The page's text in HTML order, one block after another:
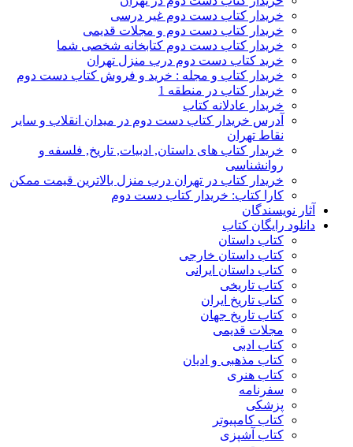
خریدار کتاب دست دوم غیر درسی
خریدار کتاب دست دوم و مجلات قدیمی
خریدار کتاب دست دوم کتابخانه شخصی شما
خرید کتاب دست دوم درب منزل تهران
خریدار کتاب و مجله : خرید و فروش کتاب دست دوم
خریدار کتاب در منطقه 1
خریدار عادلانه کتاب
آدرس خریدار کتاب دست دوم در میدان انقلاب و سایر
نقاط تهران
خریدار کتاب های داستان, ادبیات, تاریخ, فلسفه و
روانشناسی
خریدار کتاب در تهران درب منزل بالاترین قیمت ممکن
کارا کتاب: خریدار کتاب دست دوم
آثار نویسندگان
دانلود رایگان کتاب
کتاب داستان
کتاب داستان خارجی
کتاب داستان ایرانی
کتاب تاریخی
کتاب تاریخ ایران
کتاب تاریخ جهان
مجلات قدیمی
کتاب ادبی
کتاب مذهبی و ادیان
کتاب هنری
سفرنامه
پزشکی
کتاب کامپیوتر
کتاب آشپزی